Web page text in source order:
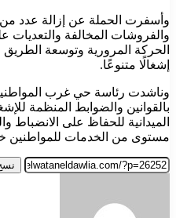
وأسفرت الحملة عن إزالة عدد من
والفروشات المخالفة والتعديات
إشغالًا متنوعًا.
وناشدت رئاسة حي غرب
بالقوانين والضوابط المنظمة
الميدانية للحفاظ على
مستوى من الخدمات للمواطنين